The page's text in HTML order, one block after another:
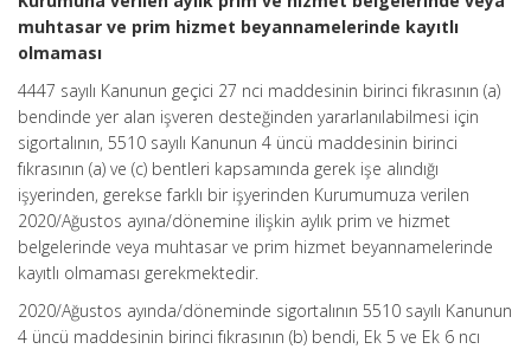
muhtasar ve prim hizmet beyannamelerinde kayıtlı
olmaması
4447 sayılı Kanunun geçici 27 nci maddesinin birinci fıkrasının (a)
bendinde yer alan işveren desteğinden yararlanılabilmesi için
sigortalının, 5510 sayılı Kanunun 4 üncü maddesinin birinci
fıkrasının (a) ve (c) bentleri kapsamında gerek işe alındığı
işyerinden, gerekse farklı bir işyerinden Kurumumuza verilen
2020/Ağustos ayına/dönemine ilişkin aylık prim ve hizmet
belgelerinde veya muhtasar ve prim hizmet beyannamelerinde
kayıtlı olmaması gerekmektedir.
2020/Ağustos ayında/döneminde sigortalının 5510 sayılı Kanunun
4 üncü maddesinin birinci fıkrasının (b) bendi, Ek 5 ve Ek 6 ncı